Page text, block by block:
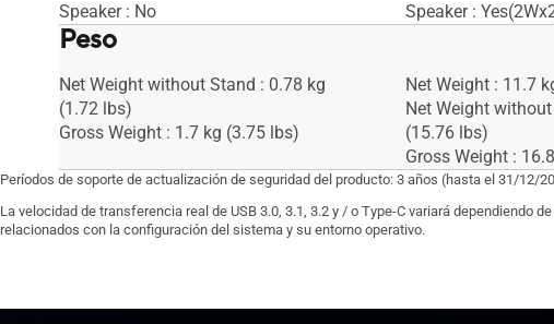
Speaker : No Speaker :
Peso
Net Weight without Stand : 0.78 kg
(1.72 lbs)
Gross Weight : 1.7 kg (3.75 lbs)
Net Weight : 11.7
Net Weight
(15.76 lbs)
Gross Weight :
Períodos de soporte de actualización de seguridad del producto: 3 años (hasta el 31/12/
La velocidad de transferencia real de USB 3.0, 3.1, 3.2 y / o Type-C variará
relacionados con la configuración del sistema y su entorno operativo.